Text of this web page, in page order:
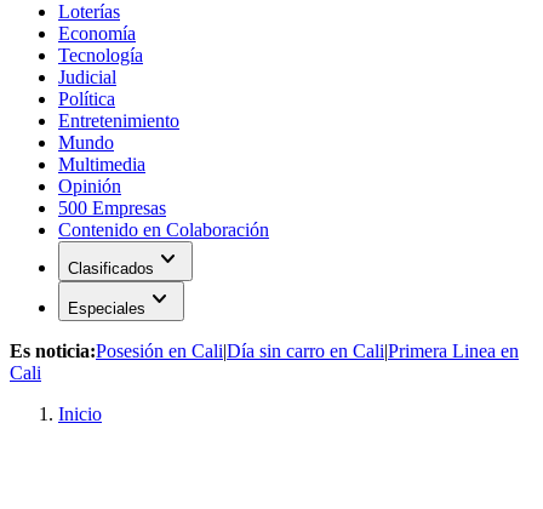
Loterías
Economía
Tecnología
Judicial
Política
Entretenimiento
Mundo
Multimedia
Opinión
500 Empresas
Contenido en Colaboración
Clasificados expand_more
Especiales expand_more
Es noticia:Posesión en Cali|Día sin carro en Cali|Primera Linea en
Cali
Inicio